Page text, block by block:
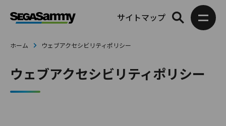
サイトマップ
ホーム ウェブアクセシビリティポリシー
ウェブアクセシビリティポリシー